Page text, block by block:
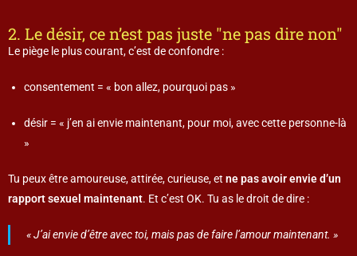
2. Le désir, ce n’est pas juste "ne pas dire non"
Le piège le plus courant, c’est de confondre :
consentement = « bon allez, pourquoi pas »
désir = « j’en ai envie maintenant, pour moi, avec cette personne-là
»
Tu peux être amoureuse, attirée, curieuse, et ne pas avoir envie d’un
rapport sexuel maintenant. Et c’est OK. Tu as le droit de dire :
« J’ai envie d’être avec toi, mais pas de faire l’amour maintenant. »